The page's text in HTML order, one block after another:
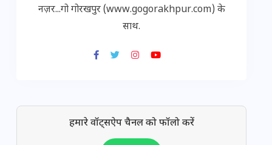
नज़र...गो गोरखपुर (www.gogorakhpur.com) के
साथ.
हमारे वॉट्सऐप चैनल को फॉलो करें